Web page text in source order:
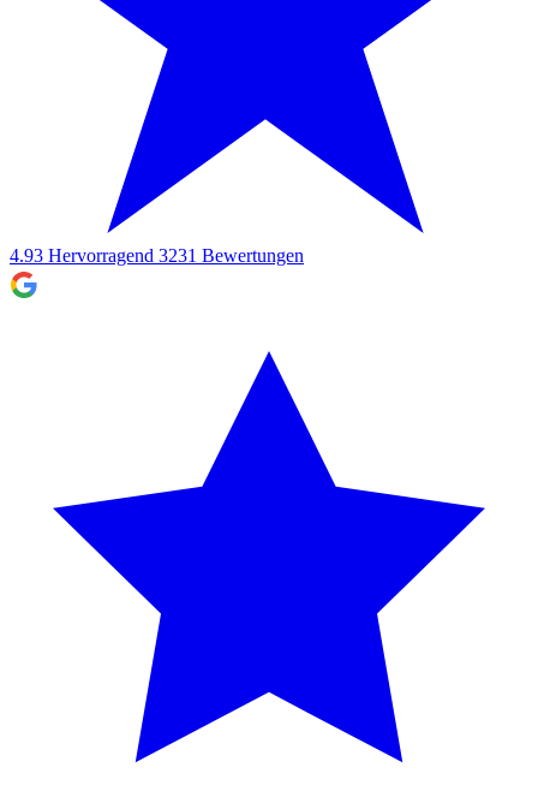
4.93 Hervorragend 3231 Bewertungen